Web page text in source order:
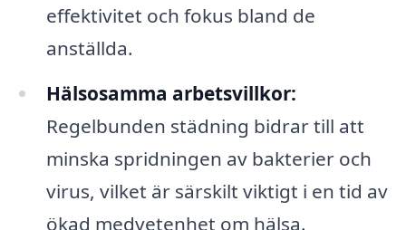
effektivitet och fokus bland de
anställda.
Hälsosamma arbetsvillkor:
Regelbunden städning bidrar till att
minska spridningen av bakterier och
virus, vilket är särskilt viktigt i en tid av
ökad medvetenhet om hälsa.